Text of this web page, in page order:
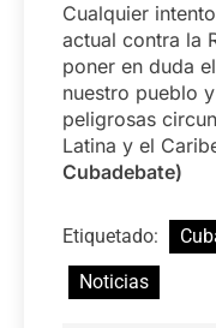
Cualquier
actual contra la
poner en duda
nuestro pueblo
peligrosas
Latina y el
Cubadebate)
Etiquetado:
Noticias